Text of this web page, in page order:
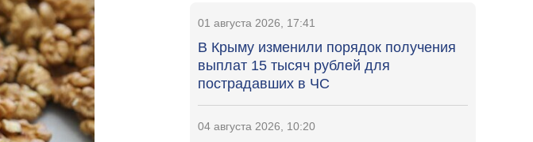
01 августа 2026, 17:41
В Крыму изменили порядок получения
выплат 15 тысяч рублей для
пострадавших в ЧС
04 августа 2026, 10:20